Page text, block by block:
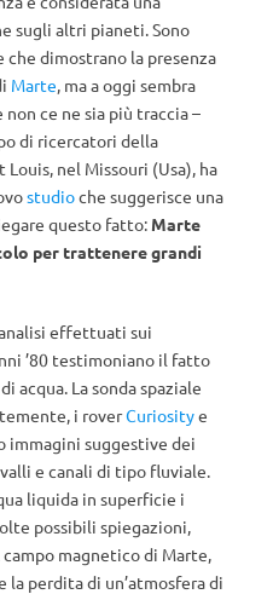
sugli altri pianeti. Sono
dimostrano la presenza
Marte, ma a oggi sembra
ce ne sia più traccia –
di ricercatori della
Louis, nel Missouri (Usa), ha
studioche suggerisce una
questo fatto: Marte
per trattenere grandi
effettuati sui
’80 testimoniano il fatto
acqua. La sonda spaziale
i roverCuriositye
immagini suggestive dei
e canali di tipo fluviale.
liquida in superficie i
possibili spiegazioni,
magnetico di Marte,
perdita di un’atmosfera di